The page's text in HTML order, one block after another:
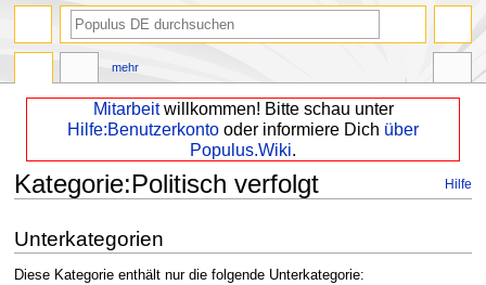
Mitarbeitwillkommen! Bitte schau unter
Hilfe:Benutzerkonto oder informiere Dich über
Populus.Wiki.
Hilfe
Kategorie:Politisch verfolgt
Navigation
springen
Suche
springen
Unterkategorien
Diese Kategorie enthält nur die folgende Unterkategorie:
mehr